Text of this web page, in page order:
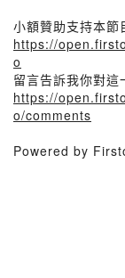
小額贊助支持本節
https://
o
留言告訴我你對這
https://
o/comments
Powered by